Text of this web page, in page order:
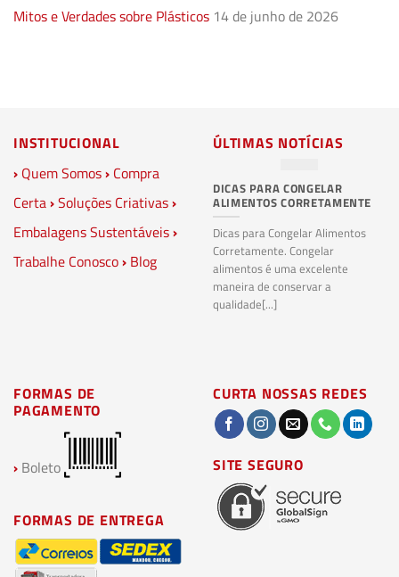
Mitos e Verdades sobre Plásticos 14 de junho de 2026
INSTITUCIONAL
› Quem Somos› Compra
Certa›Soluções Criativas›
Embalagens Sustentáveis›
Trabalhe Conosco› Blog
ÚLTIMAS NOTÍCIAS
DICAS PARA CONGELAR
ALIMENTOS CORRETAMENTE
Dicas para Congelar Alimentos
Corretamente. Congelar
alimentos é uma excelente
maneira de conservar a
qualidade[...]
FORMAS DE
PAGAMENTO
› Boleto
FORMAS DE ENTREGA
CURTA NOSSAS REDES
SITE SEGURO